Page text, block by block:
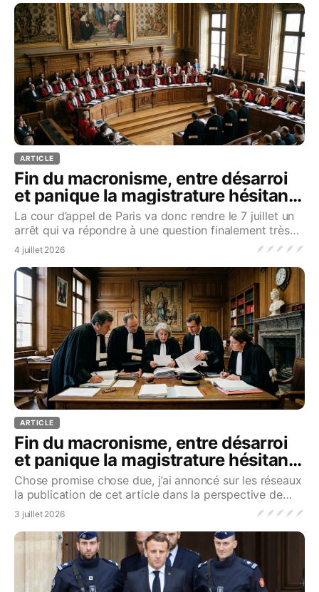
ARTICLE
Fin du macronisme, entre désarroi
et panique la magistrature hésitante
(2e partie)
La cour d’appel de Paris va donc rendre le 7 juillet un
arrêt qui va répondre à une question finalement très
simple. En France, le juge judiciaire peu
4 juillet 2026 🪶 🪶 🪶 🪶 🪶
ARTICLE
Fin du macronisme, entre désarroi
et panique la magistrature hésitante
(1re partie)
Chose promise chose due, j’ai annoncé sur les réseaux
la publication de cet article dans la perspective de
l’arrêt qui doit être rendu par la cour d’a
3 juillet 2026 🪶 🪶 🪶 🪶 🪶